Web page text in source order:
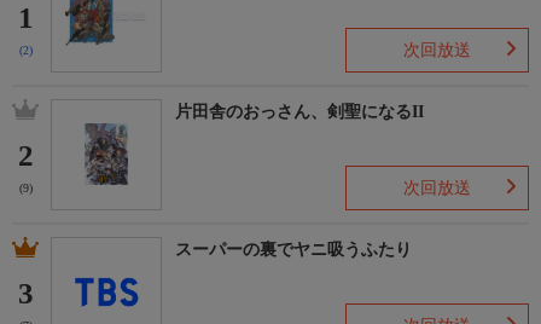
1
(2) 次回放送
2
(9)
片田舎のおっさん、剣聖になるII
次回放送
3
スーパーの裏でヤニ吸うふたり